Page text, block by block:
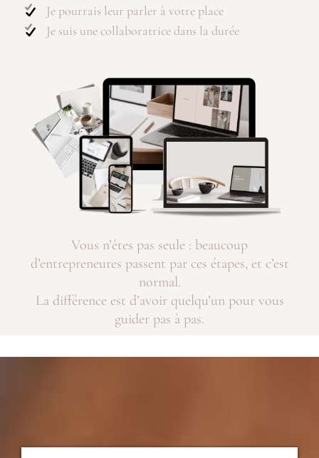
Je pourrais leur parler à votre place
Je suis une collaboratrice dans la durée
Vous n’êtes pas seule : beaucoup
d’entrepreneures passent par ces étapes, et c’est
normal.
La différence est d’avoir quelqu’un pour vous
guider pas à pas.